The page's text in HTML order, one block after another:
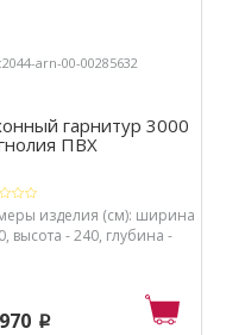
arn-00-00285632
гарнитур 3000
ПВХ
изделия (см): ширина
высота - 240, глубина -
p